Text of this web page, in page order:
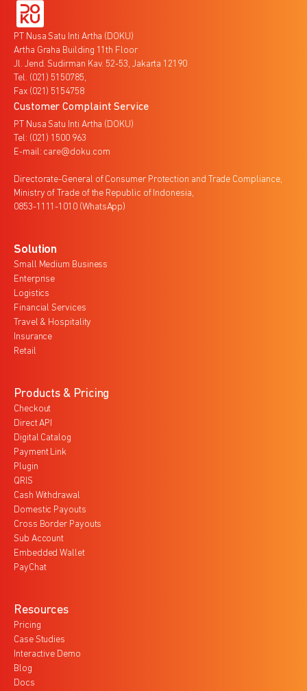
PT Nusa Satu Inti Artha (DOKU)
Artha Graha Building 11th Floor
Jl. Jend. Sudirman Kav. 52-53, Jakarta 12190
Tel. (021) 5150785,
Fax (021) 5154758
Customer Complaint Service
PT Nusa Satu Inti Artha (DOKU)
Tel: (021) 1500 963
E-mail: care@doku.com
Directorate-General of Consumer Protection and Trade Compliance,
Ministry of Trade of the Republic of Indonesia,
0853-1111-1010 (WhatsApp)
Solution
Small Medium Business
Enterprise
Logistics
Financial Services
Travel & Hospitality
Insurance
Retail
Products & Pricing
Checkout
Direct API
Digital Catalog
Payment Link
Plugin
QRIS
Cash Withdrawal
Domestic Payouts
Cross Border Payouts
Sub Account
Embedded Wallet
PayChat
Resources
Pricing
Case Studies
Interactive Demo
Blog
Docs